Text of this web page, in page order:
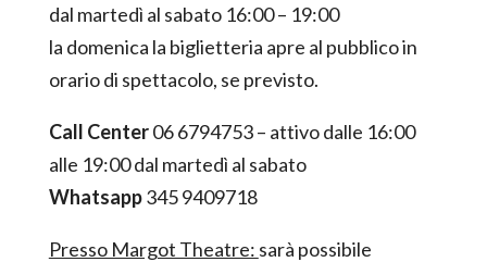
dal martedì al sabato 16:00 – 19:00
la domenica la biglietteria apre al pubblico in
orario di spettacolo, se previsto.
Call Center06 6794753 – attivo dalle 16:00
alle 19:00 dal martedì al sabato
Whatsapp345 9409718
Presso Margot Theatre: sarà possibile